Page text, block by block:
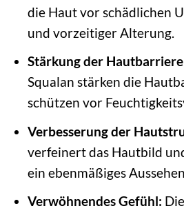
die Haut vor schädlichen
und vorzeitiger Alterung.
Stärkung der
Squalan stärken die
schützen vor
Verbesserung der
verfeinert das Hautbild
ein ebenmäßiges
Verwöhnendes Gefühl: